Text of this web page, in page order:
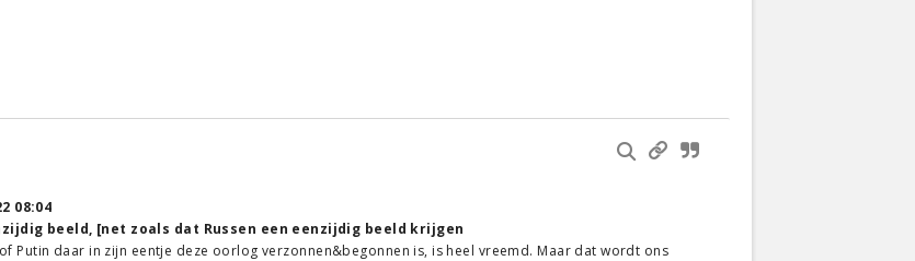
08:04
beeld, [net zoals dat Russen een eenzijdig beeld krijgen
Putin daar in zijn eentje deze oorlog verzonnen&begonnen is, is heel vreemd. Maar dat wordt ons